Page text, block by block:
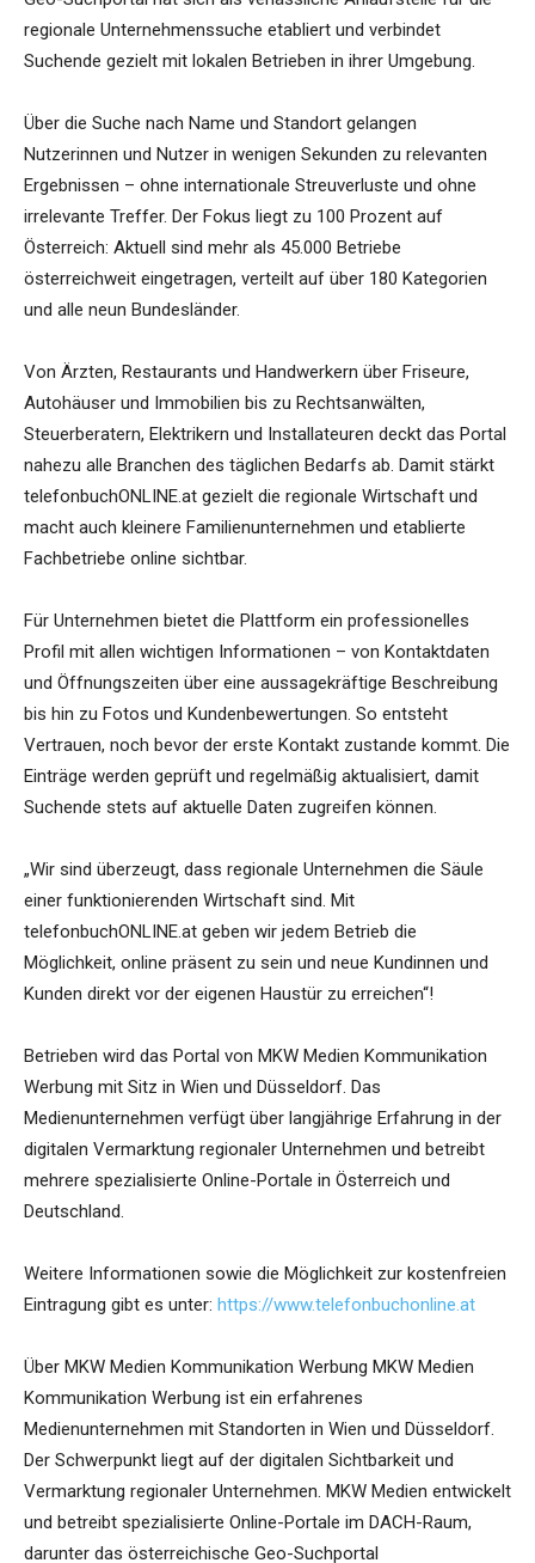
regionale Unternehmenssuche etabliert und verbindet
Suchende gezielt mit lokalen Betrieben in ihrer Umgebung.
Über die Suche nach Name und Standort gelangen
Nutzerinnen und Nutzer in wenigen Sekunden zu relevanten
Ergebnissen – ohne internationale Streuverluste und ohne
irrelevante Treffer. Der Fokus liegt zu 100 Prozent auf
Österreich: Aktuell sind mehr als 45.000 Betriebe
österreichweit eingetragen, verteilt auf über 180 Kategorien
und alle neun Bundesländer.
Von Ärzten, Restaurants und Handwerkern über Friseure,
Autohäuser und Immobilien bis zu Rechtsanwälten,
Steuerberatern, Elektrikern und Installateuren deckt das Portal
nahezu alle Branchen des täglichen Bedarfs ab. Damit stärkt
telefonbuchONLINE.at gezielt die regionale Wirtschaft und
macht auch kleinere Familienunternehmen und etablierte
Fachbetriebe online sichtbar.
Für Unternehmen bietet die Plattform ein professionelles
Profil mit allen wichtigen Informationen – von Kontaktdaten
und Öffnungszeiten über eine aussagekräftige Beschreibung
bis hin zu Fotos und Kundenbewertungen. So entsteht
Vertrauen, noch bevor der erste Kontakt zustande kommt. Die
Einträge werden geprüft und regelmäßig aktualisiert, damit
Suchende stets auf aktuelle Daten zugreifen können.
„Wir sind überzeugt, dass regionale Unternehmen die Säule
einer funktionierenden Wirtschaft sind. Mit
telefonbuchONLINE.at geben wir jedem Betrieb die
Möglichkeit, online präsent zu sein und neue Kundinnen und
Kunden direkt vor der eigenen Haustür zu erreichen“!
Betrieben wird das Portal von MKW Medien Kommunikation
Werbung mit Sitz in Wien und Düsseldorf. Das
Medienunternehmen verfügt über langjährige Erfahrung in der
digitalen Vermarktung regionaler Unternehmen und betreibt
mehrere spezialisierte Online-Portale in Österreich und
Deutschland.
Weitere Informationen sowie die Möglichkeit zur kostenfreien
Eintragung gibt es unter: https://www.telefonbuchonline.at
Über MKW Medien Kommunikation Werbung MKW Medien
Kommunikation Werbung ist ein erfahrenes
Medienunternehmen mit Standorten in Wien und Düsseldorf.
Der Schwerpunkt liegt auf der digitalen Sichtbarkeit und
Vermarktung regionaler Unternehmen. MKW Medien entwickelt
und betreibt spezialisierte Online-Portale im DACH-Raum,
darunter das österreichische Geo-Suchportal